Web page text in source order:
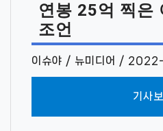
연봉 25억 찍은
조언
이슈야 / 뉴미디어 /
기사보